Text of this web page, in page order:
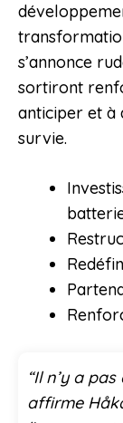
s’annonce
sortiront
anticiper et à
survie.
“Il n’y a
affirme